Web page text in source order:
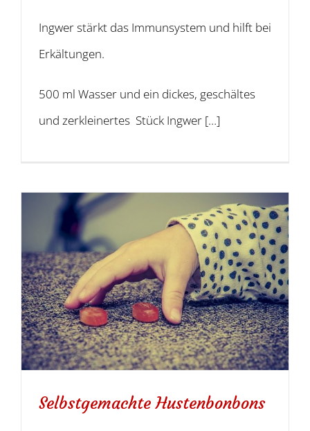
Ingwer stärkt das Immunsystem und hilft bei
Erkältungen.
500 ml Wasser und ein dickes, geschältes
und zerkleinertes Stück Ingwer […]
Selbstgemachte Hustenbonbons